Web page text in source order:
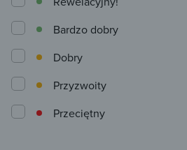
Przeciętny
Przyzwoity
Dobry
Bardzo dobry